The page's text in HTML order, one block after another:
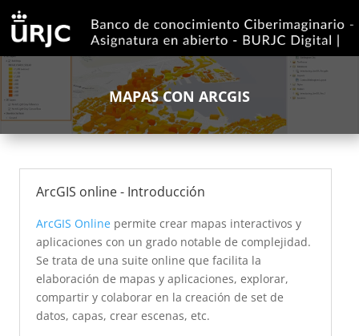
MAPAS CON ARCGIS
ArcGIS online - Introducción
ArcGIS Onlinepermite crear mapas interactivos y
aplicaciones con un grado notable de complejidad.
Se trata de una suite online que facilita la
elaboración de mapas y aplicaciones, explorar,
compartir y colaborar en la creación de set de
datos, capas, crear escenas, etc.